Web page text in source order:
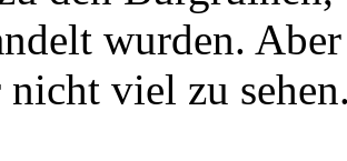
wurden.
viel zu